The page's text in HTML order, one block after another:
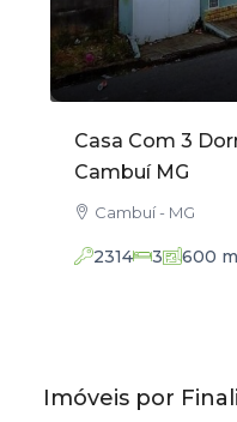
Casa Com 3
Cambuí MG
Cambuí - MG
2314 3 600
Imóveis por